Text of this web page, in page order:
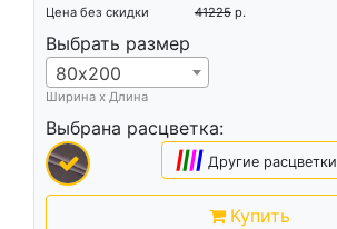
Цена без скидки 41225 р.
Выбрать размер
80х200
Ширина х Длина
Выбрана расцветка:
|||| Другие расцветки
Купить